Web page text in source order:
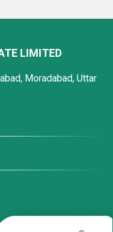
LIMITED
Moradabad, Uttar